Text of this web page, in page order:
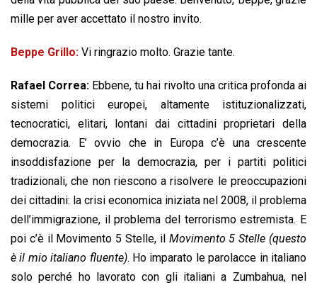
mille per aver accettato il nostro invito.
Beppe Grillo: Vi ringrazio molto. Grazie tante.
Rafael Correa: Ebbene, tu hai rivolto una critica profonda ai
sistemi politici europei, altamente istituzionalizzati,
tecnocratici, elitari, lontani dai cittadini proprietari della
democrazia. E’ ovvio che in Europa c’è una crescente
insoddisfazione per la democrazia, per i partiti politici
tradizionali, che non riescono a risolvere le preoccupazioni
dei cittadini: la crisi economica iniziata nel 2008, il problema
dell’immigrazione, il problema del terrorismo estremista. E
poi c’è il Movimento 5 Stelle, il Movimento 5 Stelle (questo
è il mio italiano fluente). Ho imparato le parolacce in italiano
solo perché ho lavorato con gli italiani a Zumbahua, nel